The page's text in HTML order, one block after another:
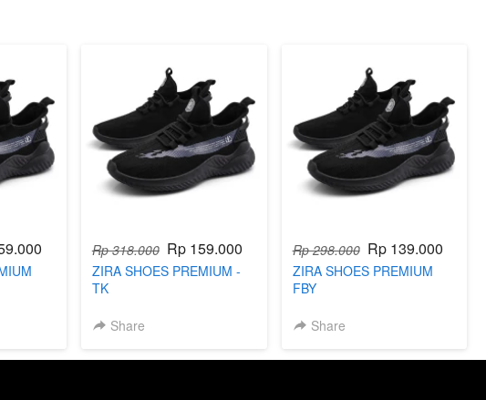
Rp 318.000 Rp 159.000
ZIRA SHOES PREMIUM -
TK
Share
Rp 298.000 Rp 139.000
ZIRA SHOES PREMIUM
FBY
Share